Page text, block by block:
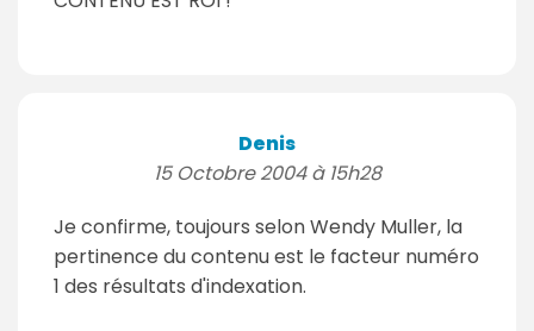
Denis
15 Octobre 2004 à 15h28
Je confirme, toujours selon Wendy Muller, la
pertinence du contenu est le facteur numéro
1 des résultats d'indexation.